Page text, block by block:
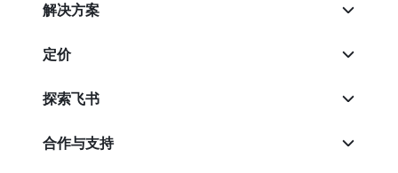
解决方案
定价
探索飞书
合作与支持